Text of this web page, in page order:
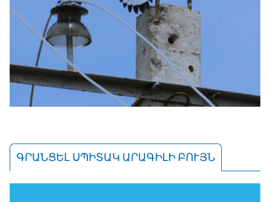
ԳՐԱՆՑԵԼ ՍՊԻՏԱԿ ԱՐԱԳԻԼԻ ԲՈՒՅՆ